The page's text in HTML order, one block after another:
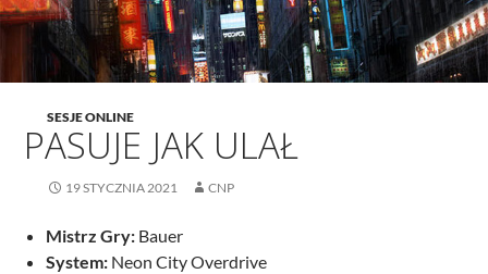
SESJE ONLINE
PASUJE JAK ULAŁ
19 STYCZNIA 2021 CNP
Mistrz Gry: Bauer
System: Neon City Overdrive